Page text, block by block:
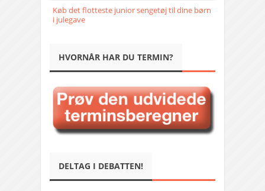
Køb det flotteste junior sengetøj til dine børn
i julegave
HVORNÅR HAR DU TERMIN?
DELTAG I DEBATTEN!